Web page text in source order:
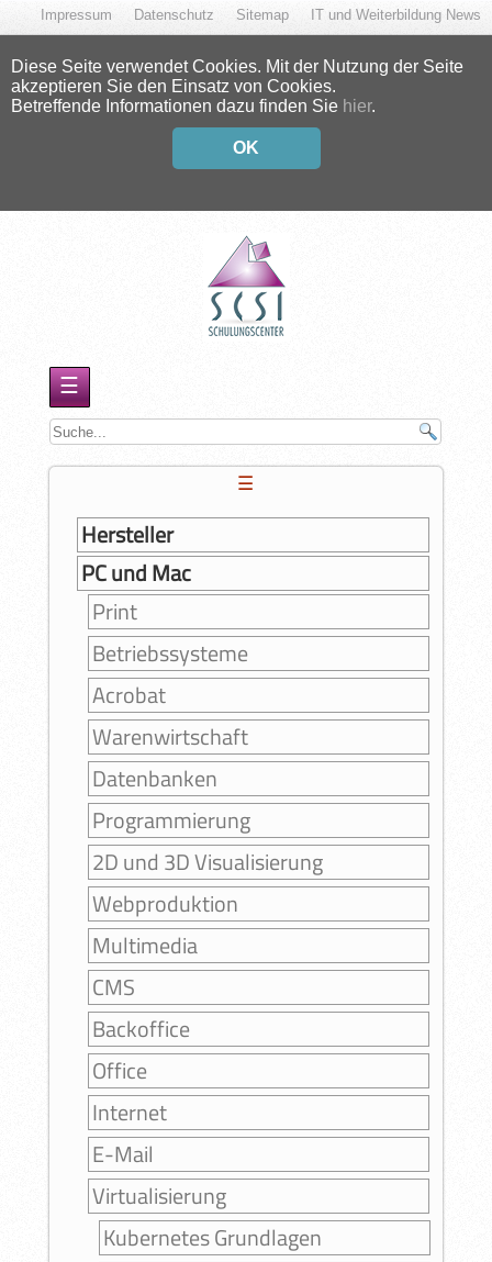
IT und Weiterbildung News
Sitemap
Datenschutz
Impressum
Diese Seite verwendet Cookies. Mit der Nutzung der Seite
akzeptieren Sie den Einsatz von Cookies.
Betreffende Informationen dazu finden Sie hier.
OK
☰
☰
Hersteller
PC und Mac
Print
Betriebssysteme
Acrobat
Warenwirtschaft
Datenbanken
Programmierung
2D und 3D Visualisierung
Webproduktion
Multimedia
CMS
Backoffice
Office
Internet
E-Mail
Virtualisierung
Kubernetes Grundlagen